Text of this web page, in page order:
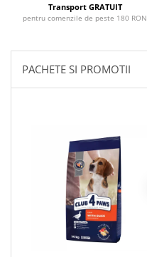
Transport GRATUIT
pentru comenzile de peste 180 RON
PACHETE SI PROMOTII